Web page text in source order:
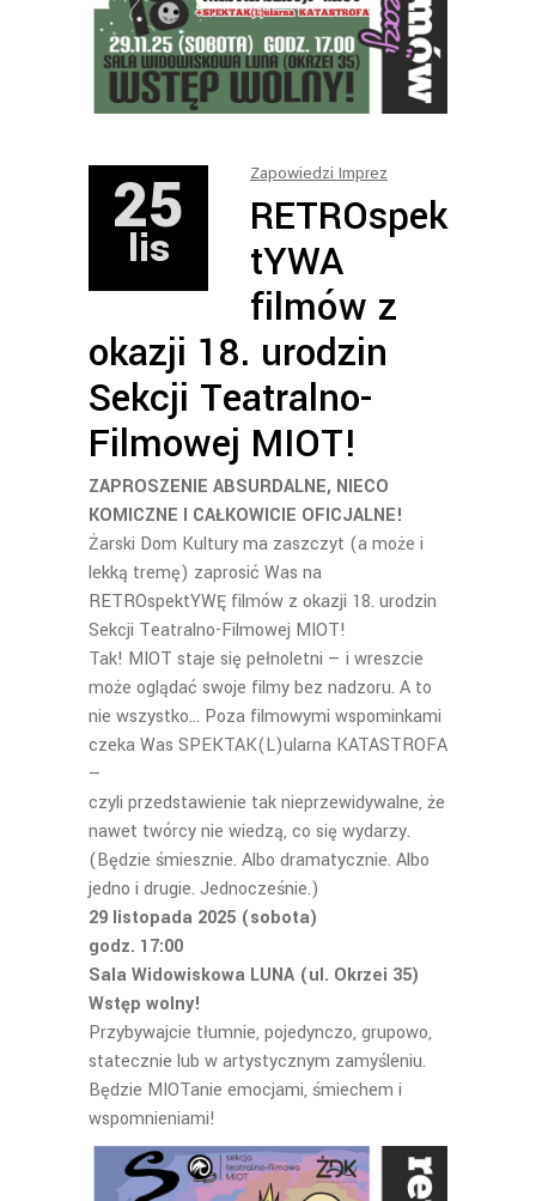
25
lis
Zapowiedzi Imprez
RETROspek
tYWA
filmów z
okazji 18. urodzin
Sekcji Teatralno-
Filmowej MIOT!
ZAPROSZENIE ABSURDALNE, NIECO
KOMICZNE I CAŁKOWICIE OFICJALNE!
Żarski Dom Kultury ma zaszczyt (a może i
lekką tremę) zaprosić Was na
RETROspektYWĘ filmów z okazji 18. urodzin
Sekcji Teatralno-Filmowej MIOT!
Tak! MIOT staje się pełnoletni — i wreszcie
może oglądać swoje filmy bez nadzoru. A to
nie wszystko… Poza filmowymi wspominkami
czeka Was SPEKTAK(L)ularna KATASTROFA
—
czyli przedstawienie tak nieprzewidywalne, że
nawet twórcy nie wiedzą, co się wydarzy.
(Będzie śmiesznie. Albo dramatycznie. Albo
jedno i drugie. Jednocześnie.)
29 listopada 2025 (sobota)
godz. 17:00
Sala Widowiskowa LUNA (ul. Okrzei 35)
Wstęp wolny!
Przybywajcie tłumnie, pojedynczo, grupowo,
statecznie lub w artystycznym zamyśleniu.
Będzie MIOTanie emocjami, śmiechem i
wspomnieniami!